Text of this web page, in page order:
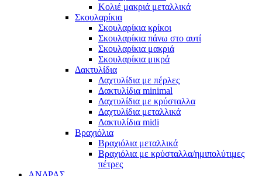
Κολιέ μακριά μεταλλικά
Σκουλαρίκια
Σκουλαρίκια κρίκοι
Σκουλαρίκια πάνω στο αυτί
Σκουλαρίκια μακριά
Σκουλαρίκια μικρά
Δακτυλίδια
Δαχτυλίδια με πέρλες
Δακτυλίδια minimal
Δαχτυλίδια με κρύσταλλα
Δαχτυλίδια μεταλλικά
Δακτυλίδια midi
Βραχιόλια
Βραχιόλια μεταλλικά
Βραχιόλια με κρύσταλλα/ημιπολύτιμες
πέτρες